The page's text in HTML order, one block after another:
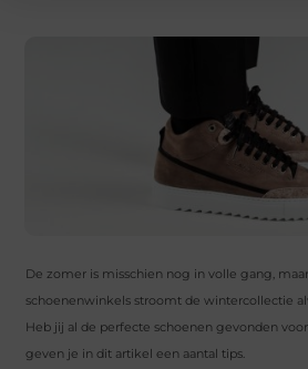
De zomer is misschien nog in volle gang,
schoenenwinkels stroomt de wintercollectie
Heb jij al de perfecte schoenen gevonden
geven je in dit artikel een aantal tips.